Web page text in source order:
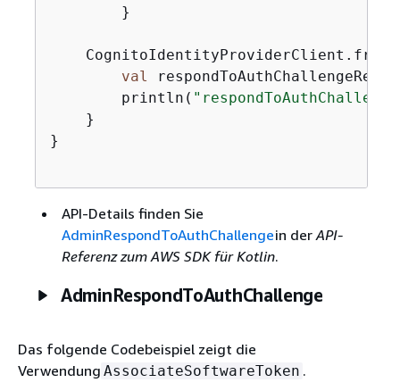
        }
val
        println(
    }
}
API-Details finden Sie
AdminRespondToAuthChallengein derAPI-
Referenz zum AWS SDK für Kotlin.
AdminRespondToAuthChallenge
Das folgende Codebeispiel zeigt die
Verwendung AssociateSoftwareToken .